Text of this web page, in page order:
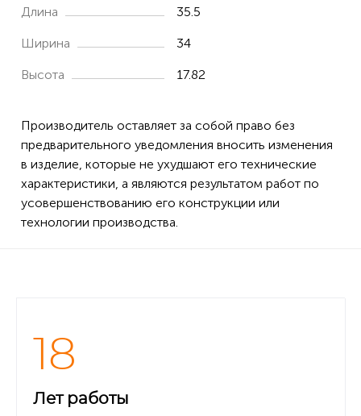
Длина 35.5
Ширина 34
Высота 17.82
Производитель оставляет за собой право без
предварительного уведомления вносить изменения
в изделие, которые не ухудшают его технические
характеристики, а являются результатом работ по
усовершенствованию его конструкции или
технологии производства.
18
Лет работы